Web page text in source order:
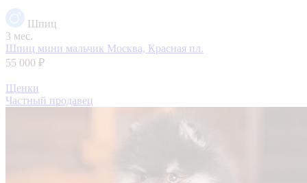
Шпиц
3 мес.
Шпиц мини мальчик Москва, Красная пл.
55 000 ₽
Щенки
Частный продавец